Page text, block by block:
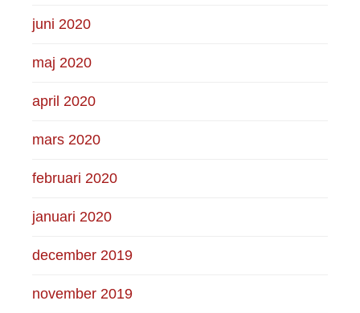
juni 2020
maj 2020
april 2020
mars 2020
februari 2020
januari 2020
december 2019
november 2019